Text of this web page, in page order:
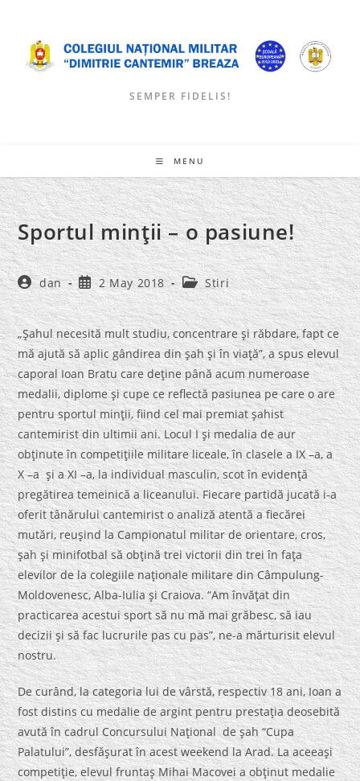
content
SEMPER FIDELIS!
MENU
Sportul minţii – o pasiune!
Post
author:
dan
Post
published:
2 May 2018
Post
category:
Stiri
„Şahul necesită mult studiu, concentrare şi răbdare, fapt ce
mă ajută să aplic gândirea din şah şi în viaţă”, a spus elevul
caporal Ioan Bratu care deţine până acum numeroase
medalii, diplome şi cupe ce reflectă pasiunea pe care o are
pentru sportul minţii, fiind cel mai premiat şahist
cantemirist din ultimii ani. Locul I şi medalia de aur
obţinute în competiţiile militare liceale, în clasele a IX –a, a
X –a şi a XI –a, la individual masculin, scot în evidenţă
pregătirea temeinică a liceanului. Fiecare partidă jucată i-a
oferit tânărului cantemirist o analiză atentă a fiecărei
mutări, reuşind la Campionatul militar de orientare, cros,
şah şi minifotbal să obţină trei victorii din trei în faţa
elevilor de la colegiile naţionale militare din Câmpulung-
Moldovenesc, Alba-Iulia şi Craiova. “Am învăţat din
practicarea acestui sport să nu mă mai grăbesc, să iau
decizii şi să fac lucrurile pas cu pas”, ne-a mărturisit elevul
nostru.
De curând, la categoria lui de vârstă, respectiv 18 ani, Ioan a
fost distins cu medalie de argint pentru prestaţia deosebită
avută în cadrul Concursului Naţional de şah “Cupa
Palatului”, desfăşurat în acest weekend la Arad. La aceeaşi
competiţie, elevul fruntaş Mihai Macovei a obţinut medalie